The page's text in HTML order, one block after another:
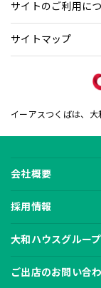
サイトのご利用に
サイトマップ
イーアスつくばは、大
会社概要
採用情報
大和ハウスグループ
ご出店のお問い合